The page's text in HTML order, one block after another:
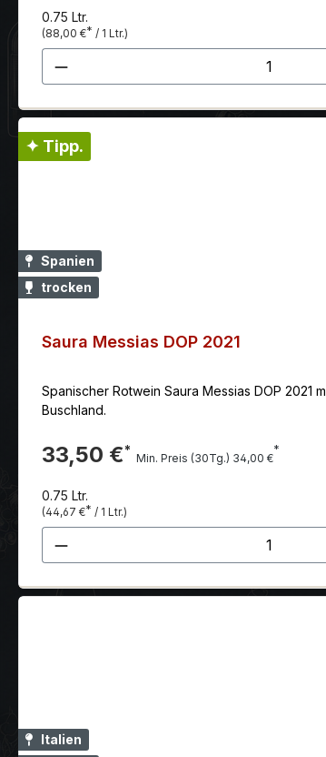
0.75 Ltr.
(88,00 €* / 1 Ltr.)
Produkt Anzahl: Gib den
✦ Tipp.
Spanien
trocken
Saura Messias DOP 2021
Spanischer Rotwein Saura Messias DOP
Buschland.
33,50 €*
Min. Preis (30Tg.) 34,00 €
*
0.75 Ltr.
(44,67 €* / 1 Ltr.)
Produkt Anzahl: Gib den
Italien